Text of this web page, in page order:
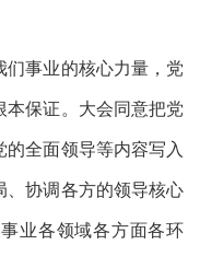
事业的核心力量，党
本保证。大会同意把党
全面领导等内容写入
、协调各方的领导核心
业各领域各方面各环